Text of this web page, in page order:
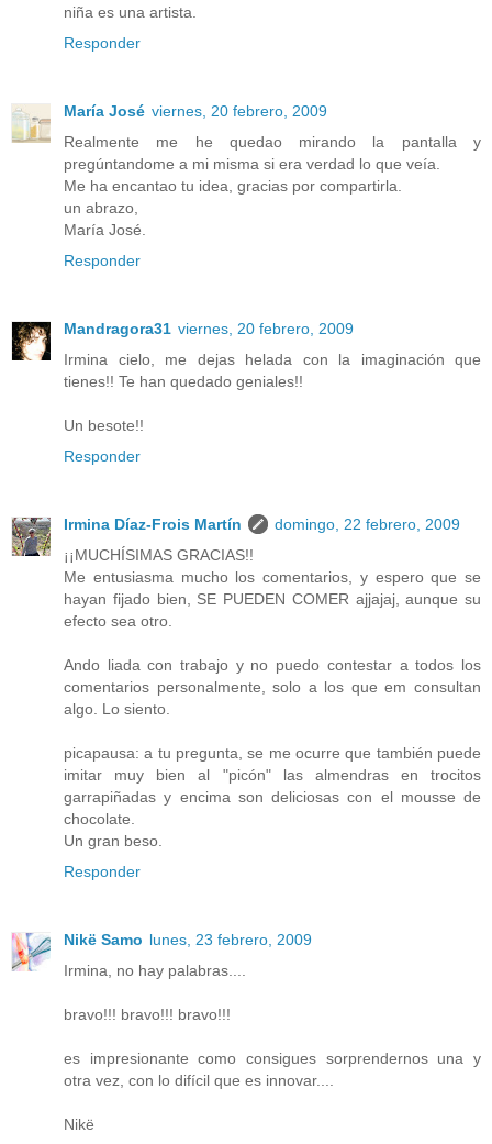
niña es una artista.
Responder
María José viernes, 20 febrero, 2009
Realmente me he quedao mirando la pantalla y
pregúntandome a mi misma si era verdad lo que veía.
Me ha encantao tu idea, gracias por compartirla.
un abrazo,
María José.
Responder
Mandragora31 viernes, 20 febrero, 2009
Irmina cielo, me dejas helada con la imaginación que
tienes!! Te han quedado geniales!!
Un besote!!
Responder
Irmina Díaz-Frois Martín
domingo, 22 febrero, 2009
¡¡MUCHÍSIMAS GRACIAS!!
Me entusiasma mucho los comentarios, y espero que se
hayan fijado bien, SE PUEDEN COMER ajjajaj, aunque su
efecto sea otro.
Ando liada con trabajo y no puedo contestar a todos los
comentarios personalmente, solo a los que em consultan
algo. Lo siento.
picapausa: a tu pregunta, se me ocurre que también puede
imitar muy bien al "picón" las almendras en trocitos
garrapiñadas y encima son deliciosas con el mousse de
chocolate.
Un gran beso.
Responder
Nikë Samo lunes, 23 febrero, 2009
Irmina, no hay palabras....
bravo!!! bravo!!! bravo!!!
es impresionante como consigues sorprendernos una y
otra vez, con lo difícil que es innovar....
Nikë